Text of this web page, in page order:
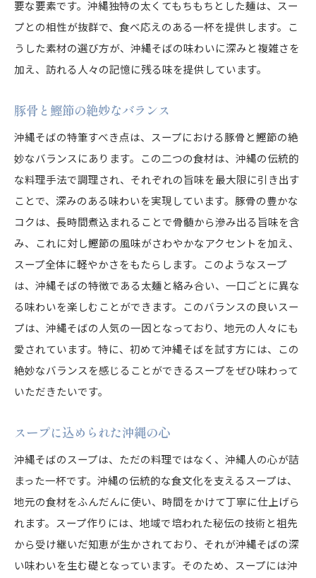
要な要素です。沖縄独特の太くてもちもちとした麺は、スー
プとの相性が抜群で、食べ応えのある一杯を提供します。こ
うした素材の選び方が、沖縄そばの味わいに深みと複雑さを
加え、訪れる人々の記憶に残る味を提供しています。
豚骨と鰹節の絶妙なバランス
沖縄そばの特筆すべき点は、スープにおける豚骨と鰹節の絶
妙なバランスにあります。この二つの食材は、沖縄の伝統的
な料理手法で調理され、それぞれの旨味を最大限に引き出す
ことで、深みのある味わいを実現しています。豚骨の豊かな
コクは、長時間煮込まれることで骨髄から滲み出る旨味を含
み、これに対し鰹節の風味がさわやかなアクセントを加え、
スープ全体に軽やかさをもたらします。このようなスープ
は、沖縄そばの特徴である太麺と絡み合い、一口ごとに異な
る味わいを楽しむことができます。このバランスの良いスー
プは、沖縄そばの人気の一因となっており、地元の人々にも
愛されています。特に、初めて沖縄そばを試す方には、この
絶妙なバランスを感じることができるスープをぜひ味わって
いただきたいです。
スープに込められた沖縄の心
沖縄そばのスープは、ただの料理ではなく、沖縄人の心が詰
まった一杯です。沖縄の伝統的な食文化を支えるスープは、
地元の食材をふんだんに使い、時間をかけて丁寧に仕上げら
れます。スープ作りには、地域で培われた秘伝の技術と祖先
から受け継いだ知恵が生かされており、それが沖縄そばの深
い味わいを生む礎となっています。そのため、スープには沖